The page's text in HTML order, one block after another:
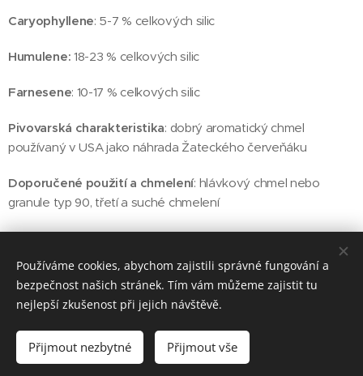
Caryophyllene: 5-7 % celkových silic
Humulene: 18-23 % celkových silic
Farnesene: 10-17 % celkových silic
Pivovarská charakteristika: dobrý aromatický chmel
používaný v USA jako náhrada Žateckého červeňáku
Doporučené použití a chmelení: hlávkový chmel nebo
granule typ 90, třetí a suché chmelení
© 2025 BRELEX, s. r. o.
Cookies
Čeština
English
Používáme cookies, abychom zajistili správné fungování a
bezpečnost našich stránek. Tím vám můžeme zajistit tu
nejlepší zkušenost při jejich návštěvě.
Přijmout nezbytné Přijmout vše